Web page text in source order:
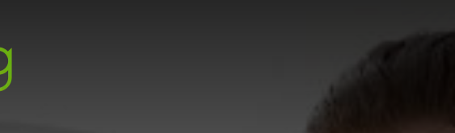
Search